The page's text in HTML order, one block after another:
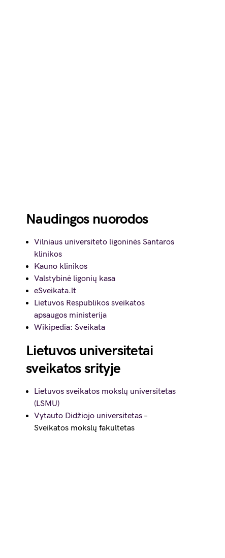
Naudingos nuorodos
Vilniaus universiteto ligoninės Santaros
klinikos
Kauno klinikos
Valstybinė ligonių kasa
eSveikata.lt
Lietuvos Respublikos sveikatos
apsaugos ministerija
Wikipedia: Sveikata
Lietuvos universitetai
sveikatos srityje
Lietuvos sveikatos mokslų universitetas
(LSMU)
Vytauto Didžiojo universitetas –
Sveikatos mokslų fakultetas